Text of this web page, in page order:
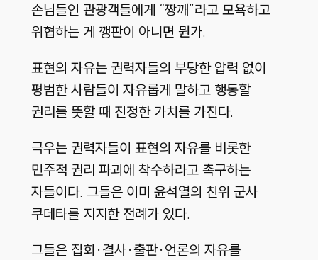
손님들인 관광객들에게 “짱깨”라고 모욕하고
위협하는 게 깽판이 아니면 뭔가.
표현의 자유는 권력자들의 부당한 압력 없이
평범한 사람들이 자유롭게 말하고 행동할
권리를 뜻할 때 진정한 가치를 가진다.
극우는 권력자들이 표현의 자유를 비롯한
민주적 권리 파괴에 착수하라고 촉구하는
자들이다. 그들은 이미 윤석열의 친위 군사
쿠데타를 지지한 전례가 있다.
그들은 집회·결사·출판·언론의 자유를